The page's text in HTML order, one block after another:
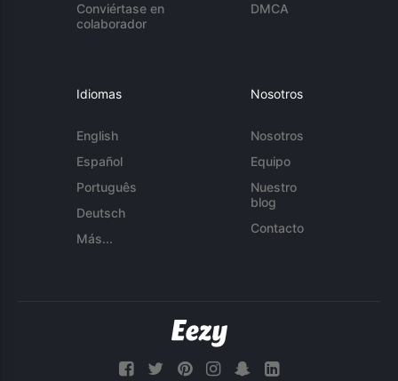
Conviértase en
colaborador
DMCA
Idiomas
English
Español
Português
Deutsch
Más...
Nosotros
Nosotros
Equipo
Nuestro
blog
Contacto